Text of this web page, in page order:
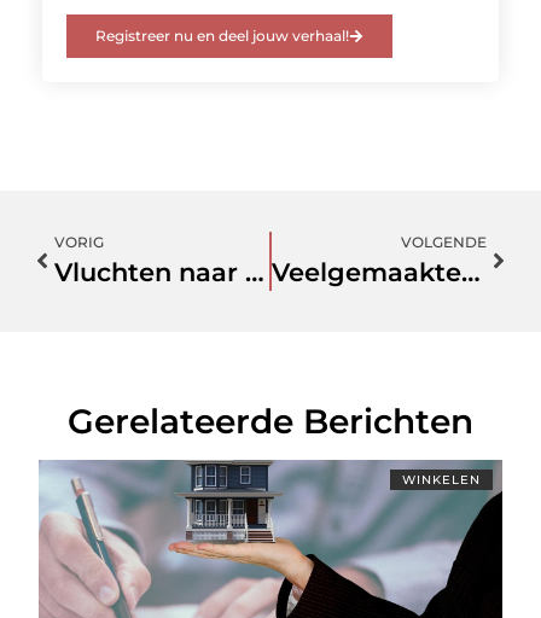
Registreer nu en deel jouw verhaal!
VORIG
Vluchten naar Ibiza in ultieme luxe
VOLGENDE
Veelgemaakte fouten bij buitengevelisolatie
Gerelateerde Berichten
WINKELEN